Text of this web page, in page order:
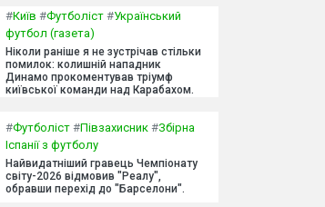
#Київ #Футболіст #Український
футбол (газета)
Ніколи раніше я не зустрічав стільки
помилок: колишній нападник
Динамо прокоментував тріумф
київської команди над Карабахом.
#Футболіст #Півзахисник #Збірна
Іспанії з футболу
Найвидатніший гравець Чемпіонату
світу-2026 відмовив "Реалу",
обравши перехід до "Барселони".